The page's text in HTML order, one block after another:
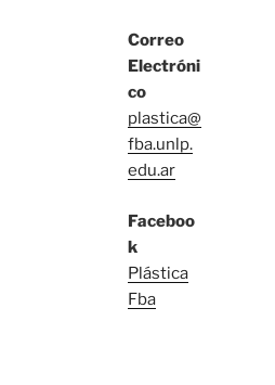
Correo
Electróni
co
plastica@
fba.unlp.
edu.ar
Faceboo
k
Plástica
Fba